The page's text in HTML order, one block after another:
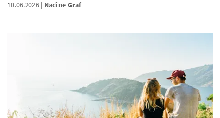
10.06.2026 Nadine Graf